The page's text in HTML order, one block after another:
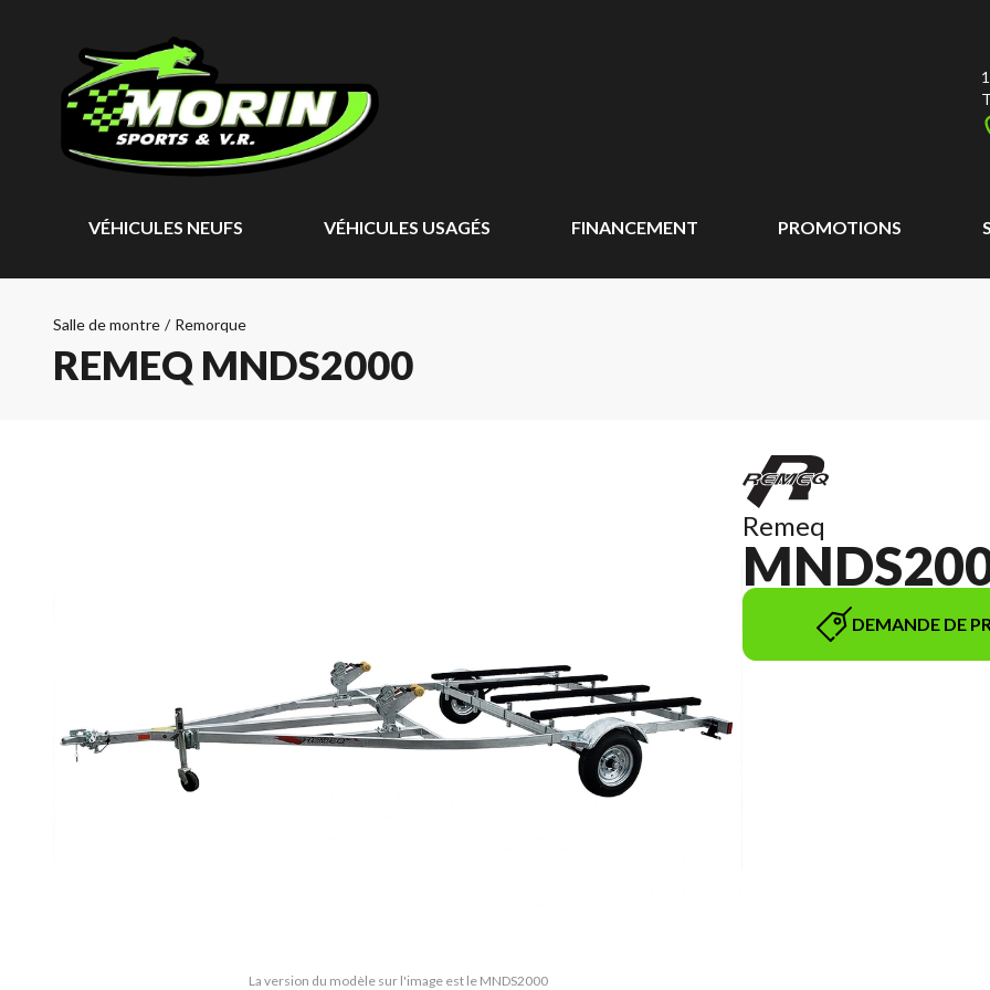
VÉHICULES NEUFS VÉHICULES USAGÉS FINANCEMENT PROMOTIONS
Salle de montre / Remorque
REMEQ MNDS2000
La version du modèle sur l'image est le MNDS2000
Remeq
DEMANDE DE